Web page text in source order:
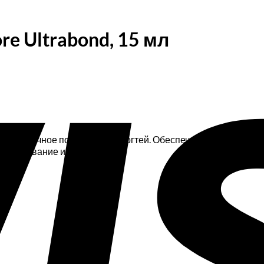
Ultrabond, 15 мл
покрытие для ногтей. Обеспечивает
и отслаивание.